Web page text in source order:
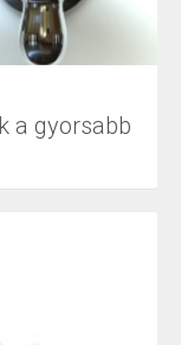
a gyorsabb